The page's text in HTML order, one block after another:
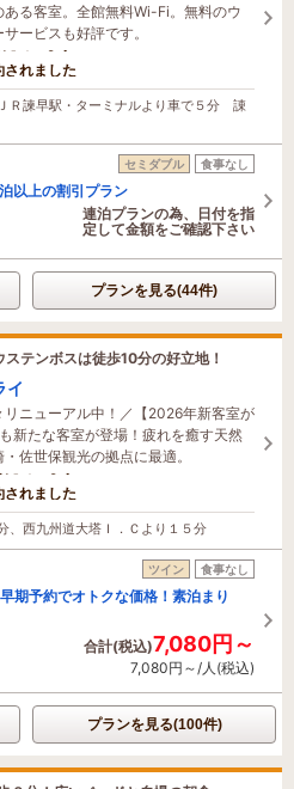
る客室。全館無料Wi-Fi。無料のウ
ービスも好評です。
ています
れました
Ｒ諫早駅・ターミナルより車で５分 諌
セミダブル 食事なし
以上の割引プラン
連泊プランの為、日付を指
定して金額をご確認下さい
プランを見る(44件)
テンボスは徒歩10分の好立地！
イ
リニューアル中！／【2026年新客室が
新たな客室が登場！疲れを癒す天然
佐世保観光の拠点に最適。
ています
れました
、西九州道大塔Ｉ．Ｃより１５分
ツイン 食事なし
期予約でオトクな価格！素泊まり
合計(税込)7,080円～
7,080円～/人(税込)
プランを見る(100件)